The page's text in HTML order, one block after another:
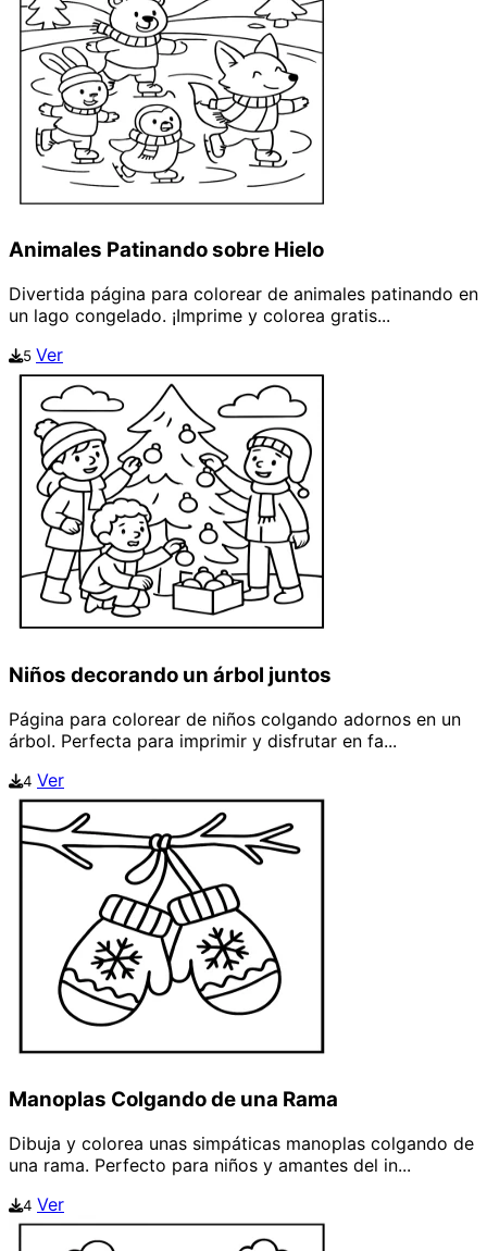
Animales Patinando sobre Hielo
Divertida página para colorear de animales patinando en
un lago congelado. ¡Imprime y colorea gratis...
5 Ver
Niños decorando un árbol juntos
Página para colorear de niños colgando adornos en un
árbol. Perfecta para imprimir y disfrutar en fa...
4 Ver
Manoplas Colgando de una Rama
Dibuja y colorea unas simpáticas manoplas colgando de
una rama. Perfecto para niños y amantes del in...
4 Ver